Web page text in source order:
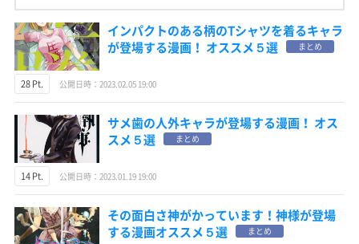
インパクトのある柄のTシャツを着るキャラ
が登場する漫画！ オススメ５選
まとめ
28 Pt. 公開日時：2023.02.05 19:00
サメ歯の人外キャラが登場する漫画！ オス
スメ５選
まとめ
14 Pt. 公開日時：2023.01.19 19:00
その面白さ神がかっています！神様が登場
する漫画オススメ５選
まとめ